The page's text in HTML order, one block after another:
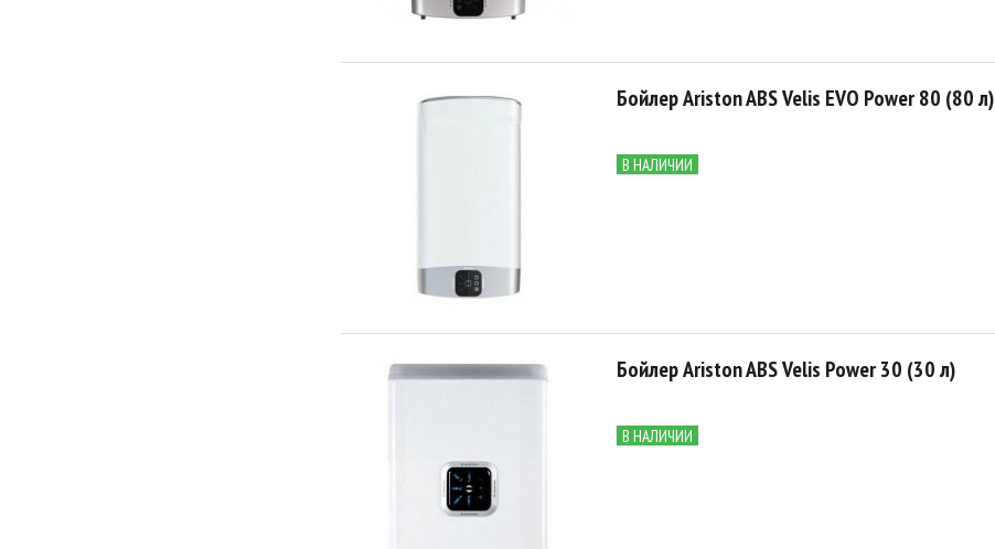
Бойлер Ariston ABS Velis EVO Power 80 (80 л)
В НАЛИЧИИ
Бойлер Ariston ABS Velis Power 30 (30 л)
В НАЛИЧИИ